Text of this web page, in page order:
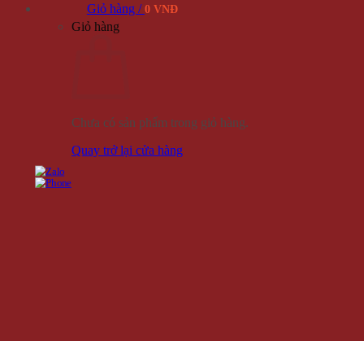
Giỏ hàng / 0 VNĐ
Giỏ hàng
Chưa có sản phẩm trong giỏ hàng.
Quay trở lại cửa hàng